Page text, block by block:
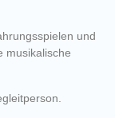
und
musikalische